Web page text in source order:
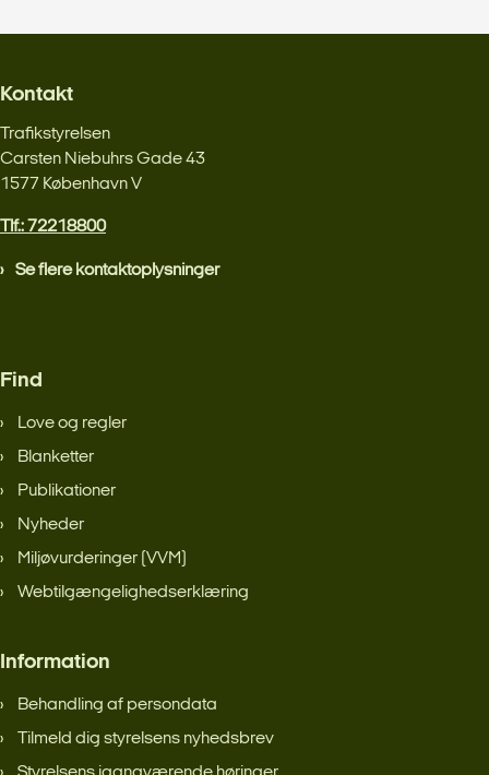
Kontakt
Trafikstyrelsen
Carsten Niebuhrs Gade 43
1577 København V
Tlf.: 72218800
Se flere kontaktoplysninger
Find
Love og regler
Blanketter
Publikationer
Nyheder
Miljøvurderinger (VVM)
Webtilgængelighedserklæring
Information
Behandling af persondata
Tilmeld dig styrelsens nyhedsbrev